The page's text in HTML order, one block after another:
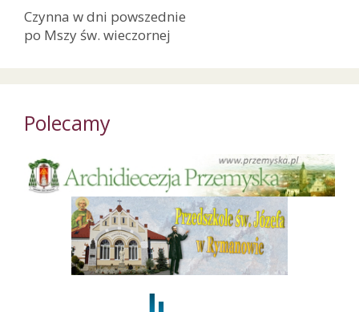
Czynna w dni powszednie
po Mszy św. wieczornej
Polecamy